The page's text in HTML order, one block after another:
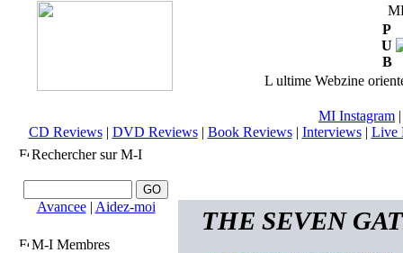
P
U
B
L ultime Webzine
MI Instagram
CD Reviews| DVD Reviews| Book Reviews| Interviews| Live
Rechercher sur M-I
Avancee| Aidez-moi
M-I Membres
THE SEVEN